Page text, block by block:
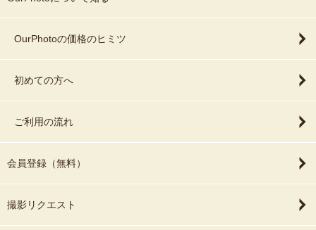
OurPhotoの価格のヒミツ
初めての方へ
ご利用の流れ
会員登録（無料）
撮影リクエスト